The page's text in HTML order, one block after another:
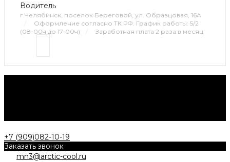
Водитель
г.Челябинск, поселок Береговой, ул. Образцовая, 16А
Оформление согласно ТК РФ. График работы: 5/2
(08-00ч до 17-00ч)
Заработная плата 2 раза в месяц
+7 (909)082-10-19
Заказать звонок
mn3@arctic-cool.ru